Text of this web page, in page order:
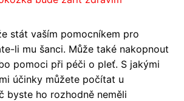
stát vaším pomocníkem pro
li mu šanci. Může také nakopnout
pomoci při péči o pleť. S jakými
účinky můžete počítat u
byste ho rozhodně neměli